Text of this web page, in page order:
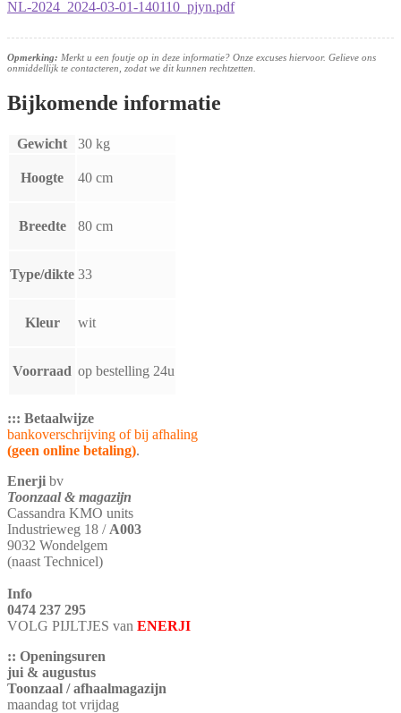
NL-2024_2024-03-01-140110_pjyn.pdf
Opmerking: Merkt u een foutje op in deze informatie? Onze excuses hiervoor. Gelieve ons
onmiddellijk te contacteren, zodat we dit kunnen rechtzetten.
Bijkomende informatie
Gewicht 30 kg
Hoogte 40 cm
Breedte 80 cm
Type/dikte 33
Kleur wit
Voorraad op bestelling 24u
::: Betaalwijze
bankoverschrijving of bij afhaling
(geen online betaling).
Enerji bv
Toonzaal & magazijn
Cassandra KMO units
Industrieweg 18 / A003
9032 Wondelgem
(naast Technicel)
Info
0474 237 295
VOLG PIJLTJES van ENERJI
:: Openingsuren
jui & augustus
Toonzaal / afhaalmagazijn
maandag tot vrijdag